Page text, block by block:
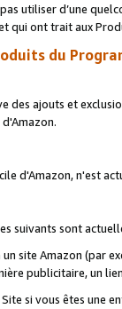
utiliser d’une
qui ont trait aux
du
des ajouts et
d'Amazon, n'est
suivants sont
site Amazon (par
publicitaire, un
si vous êtes une